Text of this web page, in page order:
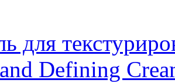
для
Defining